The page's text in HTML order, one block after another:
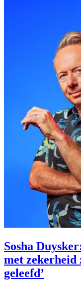
Sosha
met zekerheid
geleefd’